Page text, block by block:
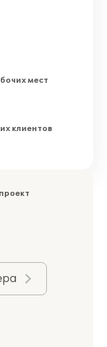
мест
клиентов